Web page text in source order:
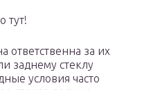
тут!
ответственна за их
заднему стеклу
условия часто